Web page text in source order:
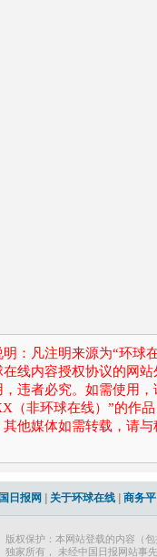
：凡注明来源为“环球
在线内容授权协议的网
违者必究。如需使用
（非环球在线）”的作
他媒体如需转载，请